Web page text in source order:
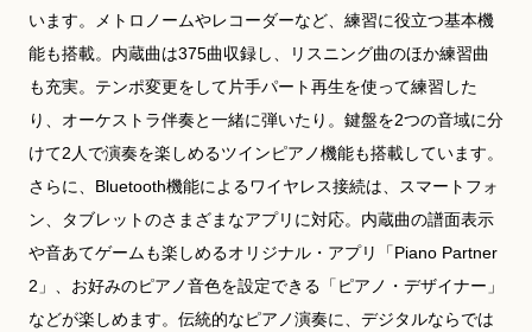
います。メトロノームやレコーダーなど、練習に役立つ基本機
能も搭載。内蔵曲は375曲収録し、リスニング曲のほか練習曲
も充実。テンポ変更をして片手パート再生を使って練習した
り、オーケストラ伴奏と一緒に弾いたり。鍵盤を2つの音域に分
けて2人で演奏を楽しめるツインピアノ機能も搭載しています。
さらに、Bluetooth機能によるワイヤレス接続は、スマートフォ
ン、タブレットのさまざまなアプリに対応。内蔵曲の譜面表示
や音あてゲームも楽しめるオリジナル・アプリ「Piano Partner
2」、お好みのピアノ音色を設定できる「ピアノ・デザイナー」
などが楽しめます。伝統的なピアノ演奏に、デジタルならでは